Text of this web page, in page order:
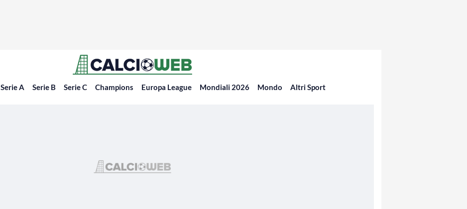
Serie A Serie B Serie C Champions Europa League Mondiali 2026 Mondo Altri Sport